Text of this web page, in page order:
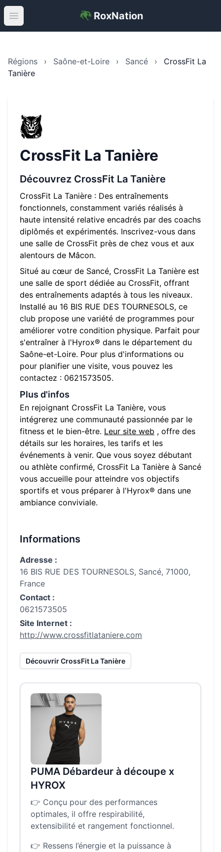
Open main menu RoxNation
Régions › Saône-et-Loire › Sancé ›
CrossFit La
Tanière
CrossFit La Tanière
Découvrez CrossFit La Tanière
CrossFit La Tanière : Des entraînements
fonctionnels, constamment variés réalisés à
haute intensité relative encadrés par des coachs
diplômés et expérimentés. Inscrivez-vous dans
une salle de CrossFit près de chez vous et aux
alentours de Mâcon.
Situé au cœur de Sancé, CrossFit La Tanière est
une salle de sport dédiée au CrossFit, offrant
des entraînements adaptés à tous les niveaux.
Installé au 16 BIS RUE DES TOURNESOLS, ce
club propose une variété de programmes pour
améliorer votre condition physique. Parfait pour
s'entraîner à l'Hyrox® dans le département du
Saône-et-Loire. Pour plus d'informations ou
pour planifier une visite, vous pouvez les
contactez : 0621573505.
Plus d'infos
En rejoignant CrossFit La Tanière, vous
intégrerez une communauté passionnée par le
fitness et le bien-être. Leur site web , offre des
détails sur les horaires, les tarifs et les
événements à venir. Que vous soyez débutant
ou athlète confirmé, CrossFit La Tanière à Sancé
vous accueille pour atteindre vos objectifs
sportifs et vous préparer à l'Hyrox® dans une
ambiance conviviale.
Informations
Adresse :
16 BIS RUE DES TOURNESOLS, Sancé, 71000,
France
Contact :
0621573505
Site Internet :
http://www.crossfitlataniere.com
DécouvrirCrossFit La Tanière
PUMA Débardeur à découpe x
HYROX
👉 Conçu pour des performances
optimales, il offre respirabilité,
extensibilité et rangement fonctionnel.
👉 Ressens l’énergie et la puissance à